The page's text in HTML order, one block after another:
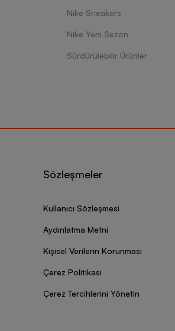
Nike Sneakers
Nike Yeni Sezon
Sürdürülebilir Ürünler
Sözleşmeler
Kullanıcı Sözleşmesi
Aydınlatma Metni
Kişisel Verilerin Korunması
Çerez Politikası
Çerez Tercihlerini Yönetin